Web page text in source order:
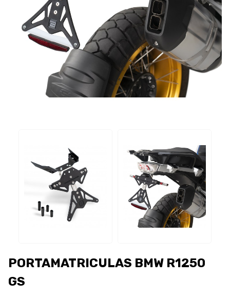
PORTAMATRICULAS BMW R1250
GS